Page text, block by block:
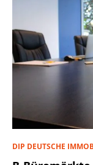
DIP DEUTSCHE